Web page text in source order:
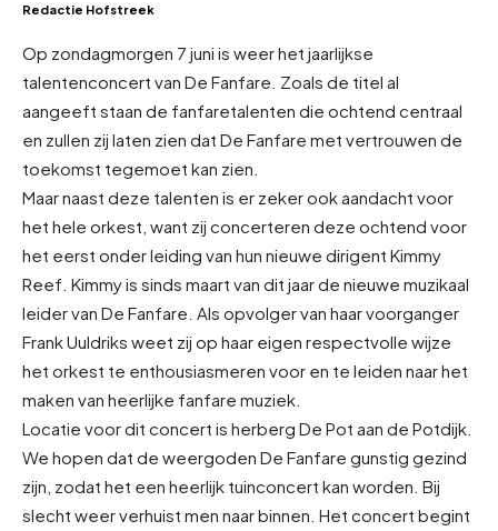
Redactie Hofstreek
Op zondagmorgen 7 juni is weer het jaarlijkse
talentenconcert van De Fanfare. Zoals de titel al
aangeeft staan de fanfaretalenten die ochtend centraal
en zullen zij laten zien dat De Fanfare met vertrouwen de
toekomst tegemoet kan zien.
Maar naast deze talenten is er zeker ook aandacht voor
het hele orkest, want zij concerteren deze ochtend voor
het eerst onder leiding van hun nieuwe dirigent Kimmy
Reef. Kimmy is sinds maart van dit jaar de nieuwe muzikaal
leider van De Fanfare. Als opvolger van haar voorganger
Frank Uuldriks weet zij op haar eigen respectvolle wijze
het orkest te enthousiasmeren voor en te leiden naar het
maken van heerlijke fanfare muziek.
Locatie voor dit concert is herberg De Pot aan de Potdijk.
We hopen dat de weergoden De Fanfare gunstig gezind
zijn, zodat het een heerlijk tuinconcert kan worden. Bij
slecht weer verhuist men naar binnen. Het concert begint